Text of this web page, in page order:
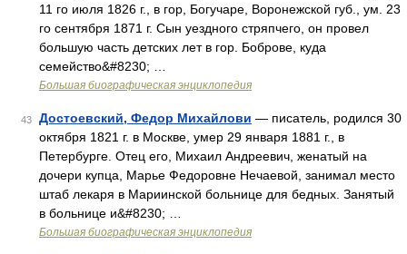
11 го июля 1826 г., в гор, Богучаре, Воронежской губ., ум. 23
го сентября 1871 г. Сын уездного стряпчего, он провел
большую часть детских лет в гор. Боброве, куда
семейство&#8230; …
Большая биографическая энциклопедия
43 Достоевский, Федор Михайлови — писатель, родился 30
октября 1821 г. в Москве, умер 29 января 1881 г., в
Петербурге. Отец его, Михаил Андреевич, женатый на
дочери купца, Марье Федоровне Нечаевой, занимал место
штаб лекаря в Мариинской больнице для бедных. Занятый
в больнице и&#8230; …
Большая биографическая энциклопедия